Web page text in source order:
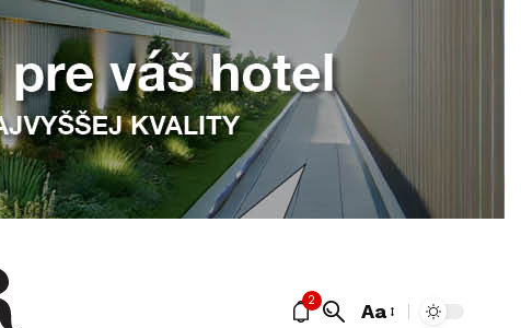
2 Aa